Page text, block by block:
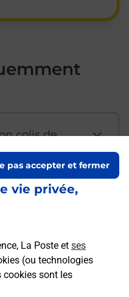
vie privée,
La Poste et ses
(ou technologies
sont les
pas accepter et fermer
colis de
un
depuis un
?